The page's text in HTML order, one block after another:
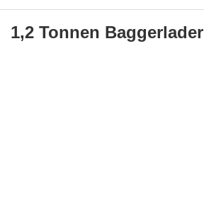
Tonnen Baggerlader
1,2 Tonnen Baggerlader